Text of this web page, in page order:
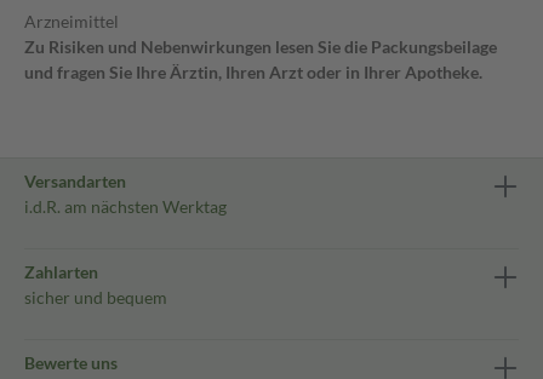
Arzneimittel
Zu Risiken und Nebenwirkungen lesen Sie die Packungsbeilage
und fragen Sie Ihre Ärztin, Ihren Arzt oder in Ihrer Apotheke.
Versandarten
i.d.R. am nächsten Werktag
Zahlarten
sicher und bequem
Bewerte uns